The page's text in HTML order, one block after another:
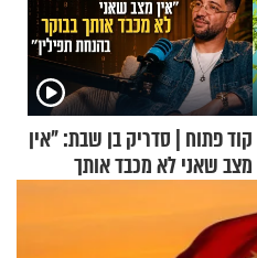
קוד פתוח | סדריק בן שבת: "אין
מצב שאני לא מכבד אותך